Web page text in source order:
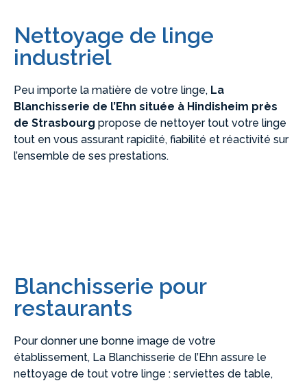
Nettoyage de linge
industriel
Peu importe la matière de votre linge, La
Blanchisserie de l’Ehn située à Hindisheim près
de Strasbourg propose de nettoyer tout votre linge
tout en vous assurant rapidité, fiabilité et réactivité sur
l’ensemble de ses prestations.
Blanchisserie pour
restaurants
Pour donner une bonne image de votre
établissement, La Blanchisserie de l’Ehn assure le
nettoyage de tout votre linge : serviettes de table,